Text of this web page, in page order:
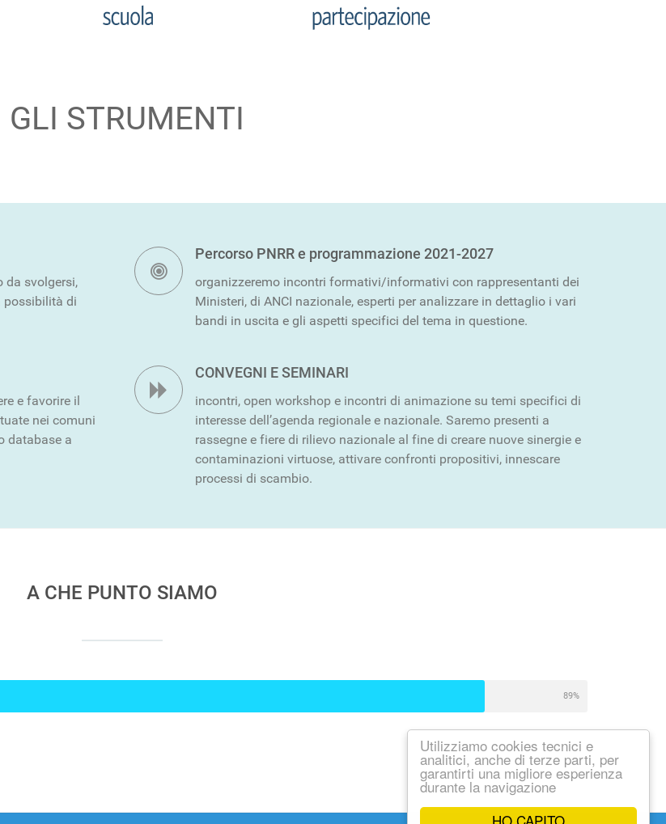
Utilizziamo cookies tecnici e
analitici, anche di terze parti, per
garantirti una migliore esperienza
durante la navigazione
GLI STRUMENTI
da svolgersi,
possibilità di
Percorso PNRR e programmazione 2021-2027
organizzeremo incontri formativi/informativi con rappresentanti dei
Ministeri, di ANCI nazionale, esperti per analizzare in dettaglio i vari
bandi in uscita e gli aspetti specifici del tema in questione.
e favorire il
nei comuni
database a
CONVEGNI E SEMINARI
incontri, open workshop e incontri di animazione su temi specifici di
interesse dell’agenda regionale e nazionale. Saremo presenti a
rassegne e fiere di rilievo nazionale al fine di creare nuove sinergie e
contaminazioni virtuose, attivare confronti propositivi, innescare
processi di scambio.
A CHE PUNTO SIAMO
89%